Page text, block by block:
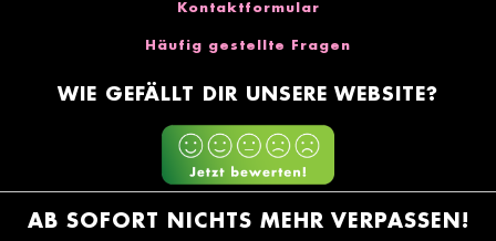
Kontaktformular
Häufig gestellte Fragen
WIE GEFÄLLT DIR UNSERE WEBSITE?
AB SOFORT NICHTS MEHR VERPASSEN!